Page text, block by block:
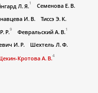
Л. Я. 1
Семенова Е. В.
И. В.
Тиссэ Э. К.
Р.9 Февральский А. В.1
И. Р.
Шехтель Л. Ф.
Кротова А. В.4